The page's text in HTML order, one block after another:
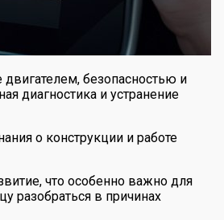
безопасностью и
диагностика и устранение
о конструкции и работе
что особенно важно для
разобраться в причинах